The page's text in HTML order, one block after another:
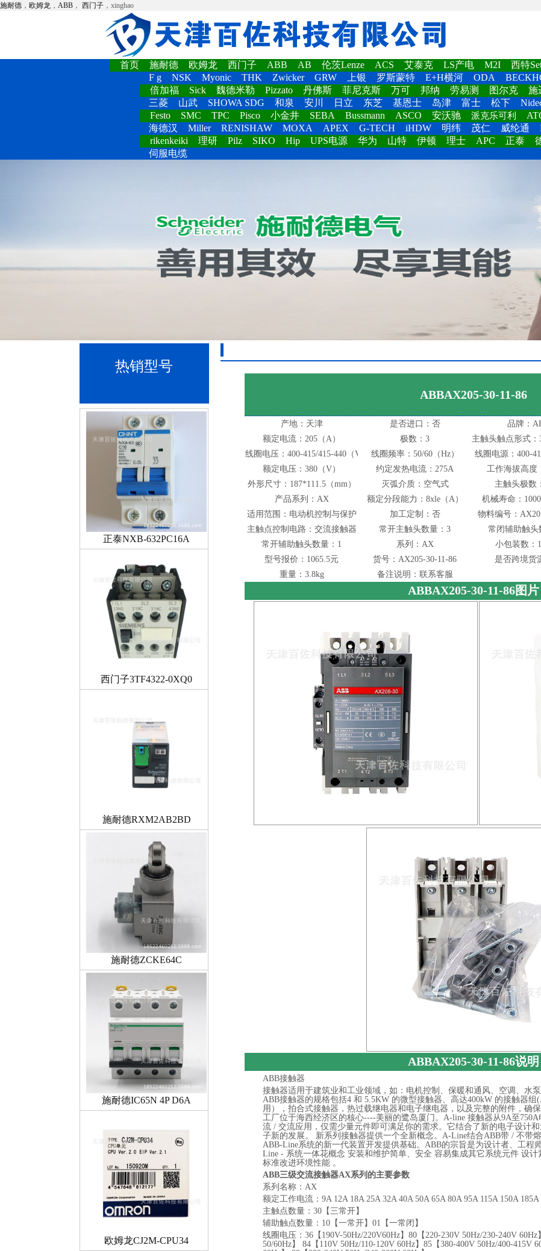
施耐德 ， 欧姆龙 ， ABB ， 西门子 ，xinghao
首页 施耐德 欧姆龙 西门子 ABB AB 伦茨Lenze ACS 艾泰克 LS产电 M2I 西特
F g
NSK Myonic THK Zwicker GRW 上银 罗斯蒙特 E+H横河 ODA
倍加福
Sick 魏德米勒 Pizzato 丹佛斯 菲尼克斯 万可 邦纳 劳易测 图尔克 施
三菱
山武 SHOWA SDG 和泉 安川 日立 东芝 基恩士 岛津 富士 松下
Festo SMC TPC Pisco 小金井 SEBA Bussmann ASCO 安沃驰 派克乐可利
海德汉
Miller RENISHAW MOXA APEX G-TECH iHDW 明纬 茂仁 威纶通
rikenkeiki
理研 Pilz SIKO Hip UPS电源 华为 山特 伊顿 理士 APC 正泰
伺服电缆
热销型号
正泰NXB-632PC16A
西门子3TF4322-0XQ0
施耐德RXM2AB2BD
施耐德ZCKE64C
施耐德IC65N 4P D6A
欧姆龙CJ2M-CPU34
ABBAX205-30-11-86
产地：天津 是否进口：否 品牌：
额定电流：205（A）
极数：3 主触头触点形式
线圈电压：400-415/415-440（V）
线圈频率：50/60（Hz） 线圈电源：400-
额定电压：380（V）
约定发热电流：275A 工作海拔高度
外形尺寸：187*111.5（mm）
灭弧介质：空气式 主触头极数
产品系列：AX
额定分段能力：8xle（A） 机械寿命：1000
适用范围：电动机控制与保护
加工定制：否 物料编号：
主触点控制电路：交流接触器
常开主触头数量：3 常闭辅助触头
常开辅助触头数量：1
系列：AX 小包装数：
型号报价：1065.5元
货号：AX205-30-11-86 是否跨境货
重量：3.8kg
备注说明：联系客服
ABBAX205-30-11-86图片
ABBAX205-30-11-86说明
ABB接触器
接触器适用于建筑业和工业领域，如：电机控制、保暖和通风、空调、水
ABB接触器的规格包括4 和 5.5KW 的微型接触器、高达400kW 的接触器
用），拍合式接触器，热过载继电器和电子继电器，以及完整的附件，确
工厂位于海西经济区的核心----美丽的鹭岛厦门。A-line 接触器从9A至
流 / 交流应用，仅需少量元件即可满足你的需求。它结合了新的电子设计
子新的发展。 新系列接触器提供一个全新概念。A-Line结合ABB带 / 不带
ABB-Line系统的新一代装置开发提供基础。ABB的宗旨是为设计者、工程
Line - 系统一体花概念 安装和维护简单、安全 容易集成其它系统元件 设
标准改进环境性能 。
ABB三级交流接触器AX系列的主要参数
系列名称：AX
额定工作电流：9A 12A 18A 25A 32A 40A 50A 65A 80A 95A 115A 150A
主触点数量：30【三常开】
辅助触点数量：10【一常开】01【一常闭】
线圈电压：36【190V-50Hz/220V60Hz】80【220-230V 50Hz/230-240V
50/60Hz】 84【110V 50Hz/110-120V 60Hz】85【380-400V 50Hz/400-415V